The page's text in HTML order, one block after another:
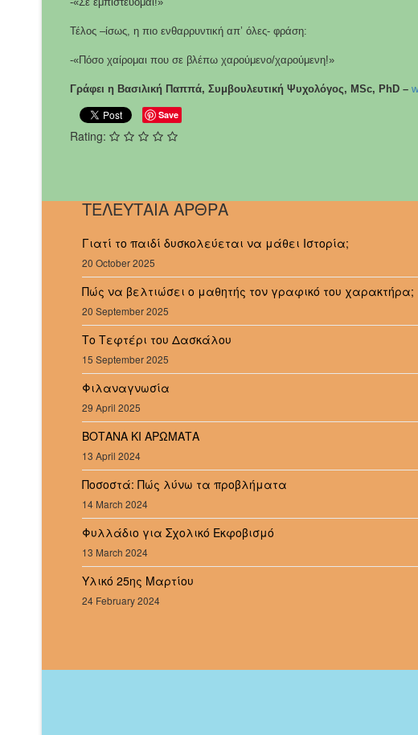
Τέλος –ίσως, η πιο ενθαρρυντική απ’ όλες- φράση:
-«Πόσο χαίρομαι που σε βλέπω χαρούμενο/χαρούμενη!»
Γράφει η Βασιλική Παππά, Συμβουλευτική Ψυχολόγος, MSc, PhD –
Save
Rating:
ΤΕΛΕΥΤΑΙΑ ΑΡΘΡΑ
Γιατί το παιδί δυσκολεύεται να μάθει Ιστορία;
20 October 2025
Πώς να βελτιώσει ο μαθητής τον γραφικό του χαρακτήρα;
20 September 2025
Το Τεφτέρι του Δασκάλου
15 September 2025
Φιλαναγνωσία
29 April 2025
ΒΟΤΑΝΑ ΚΙ ΑΡΩΜΑΤΑ
13 April 2024
Ποσοστά: Πώς λύνω τα προβλήματα
14 March 2024
Φυλλάδιο για Σχολικό Εκφοβισμό
13 March 2024
Υλικό 25ης Μαρτίου
24 February 2024